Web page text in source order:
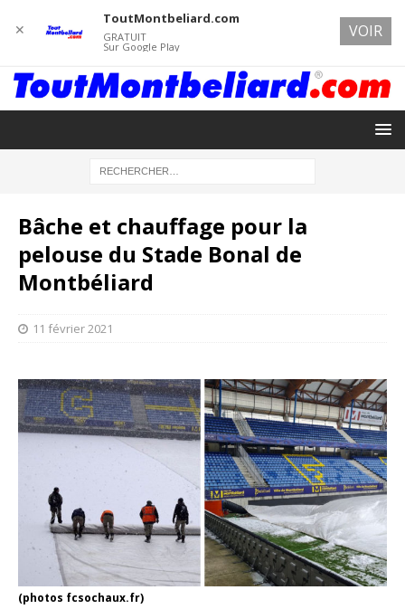
Bâche et chauffage pour la
pelouse du Stade Bonal de
Montbéliard
11 février 2021
(photos fcsochaux.fr)
✕
ToutMontbeliard.com
GRATUIT
Sur Google Play
VOIR